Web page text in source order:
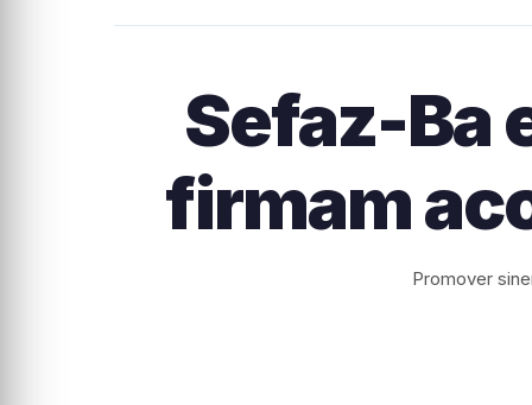
Sefaz-Ba
firmam
Promover